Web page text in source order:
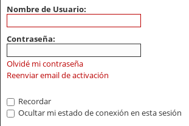
Nombre de Usuario:
Contraseña:
Olvidé mi contraseña
Reenviar email de activación
Recordar
Ocultar mi estado de conexión en esta sesión